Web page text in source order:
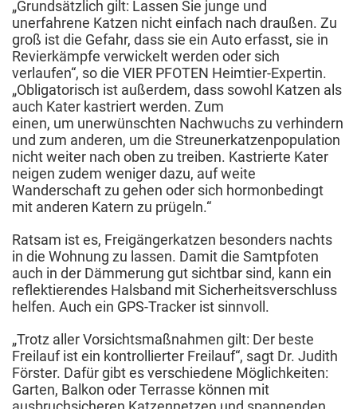
„Grundsätzlich gilt: Lassen Sie junge und
unerfahrene Katzen nicht einfach nach draußen. Zu
groß ist die Gefahr, dass sie ein Auto erfasst, sie in
Revierkämpfe verwickelt werden oder sich
verlaufen“, so die VIER PFOTEN Heimtier-Expertin.
„Obligatorisch ist außerdem, dass sowohl Katzen als
auch Kater kastriert werden. Zum
einen, um unerwünschten Nachwuchs zu verhindern
und zum anderen, um die Streunerkatzenpopulation
nicht weiter nach oben zu treiben. Kastrierte Kater
neigen zudem weniger dazu, auf weite
Wanderschaft zu gehen oder sich hormonbedingt
mit anderen Katern zu prügeln.“
Ratsam ist es, Freigängerkatzen besonders nachts
in die Wohnung zu lassen. Damit die Samtpfoten
auch in der Dämmerung gut sichtbar sind, kann ein
reflektierendes Halsband mit Sicherheitsverschluss
helfen. Auch ein GPS-Tracker ist sinnvoll.
„Trotz aller Vorsichtsmaßnahmen gilt: Der beste
Freilauf ist ein kontrollierter Freilauf“, sagt Dr. Judith
Förster. Dafür gibt es verschiedene Möglichkeiten:
Garten, Balkon oder Terrasse können mit